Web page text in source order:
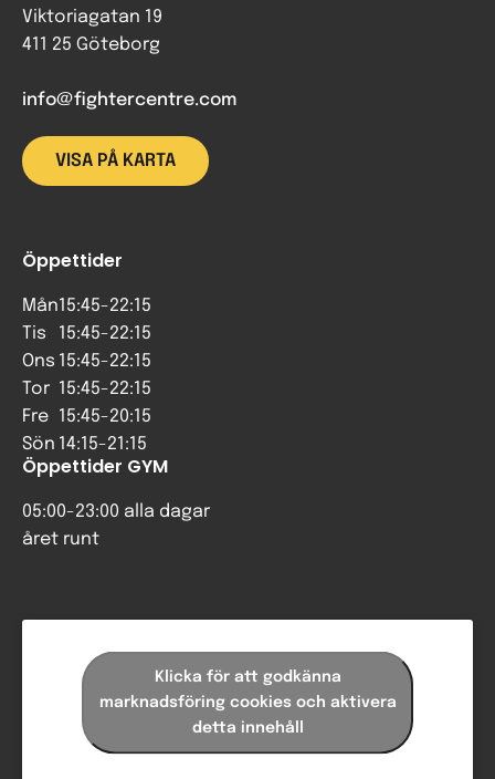
Viktoriagatan 19
411 25 Göteborg
info@fightercentre.com
VISA PÅ KARTA
Öppettider
Mån15:45-22:15
Tis
15:45-22:15
Ons 15:45-22:15
Tor 15:45-22:15
Fre 15:45-20:15
Sön 14:15-21:15
Öppettider GYM
05:00-23:00 alla dagar
året runt
Klicka för att godkänna
marknadsföring cookies och aktivera
detta innehåll